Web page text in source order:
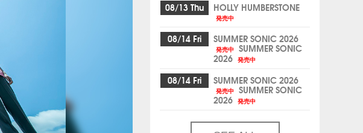
08/13 Thu HOLLY HUMBERSTONE
発売中
08/14 Fri SUMMER SONIC 2026
発売中 SUMMER SONIC
2026 発売中
08/14 Fri SUMMER SONIC 2026
発売中 SUMMER SONIC
2026 発売中